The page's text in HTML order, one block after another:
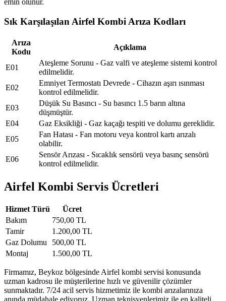
emin olunur.
Sık Karşılaşılan Airfel Kombi Arıza Kodları
Arıza
Kodu
Açıklama
E01
Ateşleme Sorunu - Gaz valfi ve ateşleme sistemi kontrol
edilmelidir.
E02
Emniyet Termostatı Devrede - Cihazın aşırı ısınması
kontrol edilmelidir.
E03
Düşük Su Basıncı - Su basıncı 1.5 barın altına
düşmüştür.
E04
Gaz Eksikliği - Gaz kaçağı tespiti ve dolumu gereklidir.
E05
Fan Hatası - Fan motoru veya kontrol kartı arızalı
olabilir.
E06
Sensör Arızası - Sıcaklık sensörü veya basınç sensörü
kontrol edilmelidir.
Airfel Kombi Servis Ücretleri
Hizmet Türü
Ücret
Bakım
750,00 TL
Tamir
1.200,00 TL
Gaz Dolumu
500,00 TL
Montaj
1.500,00 TL
Firmamız, Beykoz bölgesinde Airfel kombi servisi konusunda
uzman kadrosu ile müşterilerine hızlı ve güvenilir çözümler
sunmaktadır. 7/24 acil servis hizmetimiz ile kombi arızalarınıza